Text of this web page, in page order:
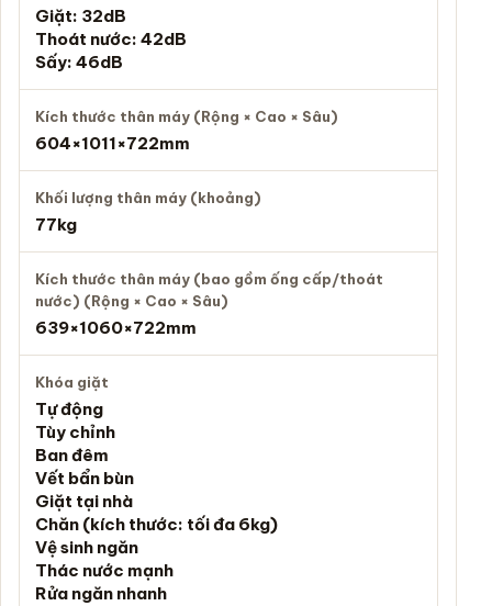
Giặt: 32dB
Thoát nước: 42dB
Sấy: 46dB
Kích thước thân máy (Rộng × Cao × Sâu)
604×1011×722mm
Khối lượng thân máy (khoảng)
77kg
Kích thước thân máy (bao gồm ống cấp/thoát
nước) (Rộng × Cao × Sâu)
639×1060×722mm
Khóa giặt
Tự động
Tùy chỉnh
Ban đêm
Vết bẩn bùn
Giặt tại nhà
Chăn (kích thước: tối đa 6kg)
Vệ sinh ngăn
Thác nước mạnh
Rửa ngăn nhanh